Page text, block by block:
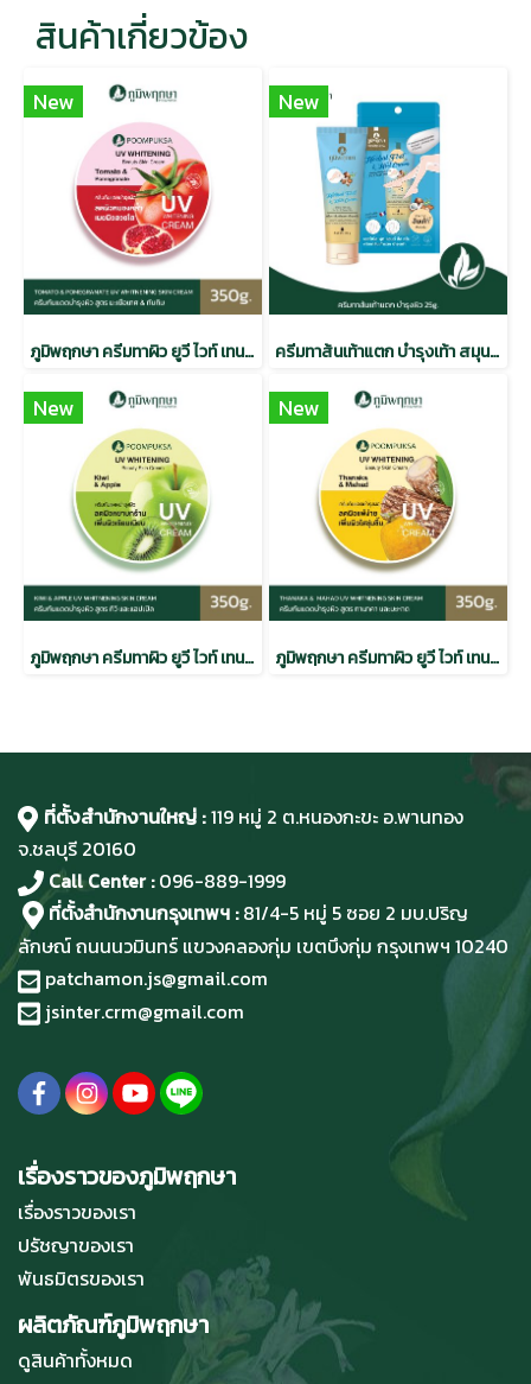
สินค้าเกี่ยวข้อง
New
ภูมิพฤกษา ครีมทาผิว ยูวี ไวท์ เทนนิ่ง บิวตี้ สกินครีม สูตรมะเขือเทศและทับทิม CODE 9338-1
New
ครีมทาส้นเท้าแตก บำรุงเท้า สมุนไพร ภูมิพฤกษา CODE : 9328
New
ภูมิพฤกษา ครีมทาผิว ยูวี ไวท์ เทนนิ่ง บิวตี้สกิน ครีม กีวี & แอปเปิ้ล 350g. CODE 9338-2
New
ภูมิพฤกษา ครีมทาผิว ยูวี ไวท์ เทนนิ่ง บิวตี้สกิน ครีม ทานาคา & มะหาด 350g. CODE 9338-3
ที่ตั้งสำนักงานใหญ่ :119 หมู่ 2 ต.หนองกะขะ อ.พานทอง
จ.ชลบุรี 20160
Call Center :096-889-1999
ที่ตั้งสำนักงานกรุงเทพฯ : 81/4-5 หมู่ 5 ซอย 2 มบ.ปริญ
ลักษณ์ ถนนนวมินทร์ แขวงคลองกุ่ม เขตบึงกุ่ม กรุงเทพฯ 10240
patchamon.js@gmail.com
jsinter.crm@gmail.com
เรื่องราวของภูมิพฤกษา
เรื่องราวของเรา
ปรัชญาของเรา
พันธมิตรของเรา
ผลิตภัณฑ์ภูมิพฤกษา
ดูสินค้าทั้งหมด